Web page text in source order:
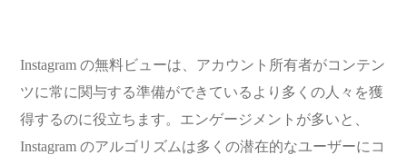
Instagram の無料ビューは、アカウント所有者がコンテン
ツに常に関与する準備ができているより多くの人々を獲
得するのに役立ちます。エンゲージメントが多いと、
Instagram のアルゴリズムは多くの潜在的なユーザーにコ